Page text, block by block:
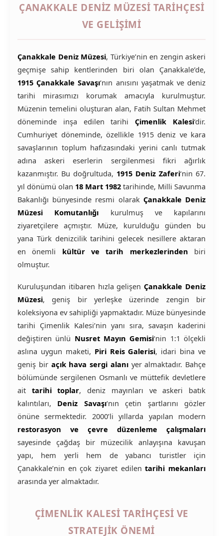
ÇANAKKALE DENIZ MÜZESI TARIHÇESI
VE GELIŞIMI
Çanakkale Deniz Müzesi, Türkiye’nin en zengin askeri
geçmişe sahip kentlerinden biri olan Çanakkale’de,
1915 Çanakkale Savaşı‘nın anısını yaşatmak ve deniz
tarihi mirasımızı korumak amacıyla kurulmuştur.
Müzenin temelini oluşturan alan, Fatih Sultan Mehmet
döneminde inşa edilen tarihiÇimenlik Kalesi‘dir.
Cumhuriyet döneminde, özellikle 1915 deniz ve kara
savaşlarının toplum hafızasındaki yerini canlı tutmak
adına askeri eserlerin sergilenmesi fikri ağırlık
kazanmıştır. Bu doğrultuda, 1915 Deniz Zaferi‘nin 67.
yıl dönümü olan 18 Mart 1982 tarihinde, Milli Savunma
Bakanlığı bünyesinde resmi olarak Çanakkale Deniz
Müzesi Komutanlığı kurulmuş ve kapılarını
ziyaretçilere açmıştır. Müze, kurulduğu günden bu
yana Türk denizcilik tarihini gelecek nesillere aktaran
en önemli kültür ve tarih merkezlerinden biri
olmuştur.
Kuruluşundan itibaren hızla gelişenÇanakkale Deniz
Müzesi, geniş bir yerleşke üzerinde zengin bir
koleksiyona ev sahipliği yapmaktadır. Müze bünyesinde
tarihi Çimenlik Kalesi’nin yanı sıra, savaşın kaderini
değiştiren ünlü Nusret Mayın Gemisi‘nin 1:1 ölçekli
aslına uygun maketi, Piri Reis Galerisi, idari bina ve
geniş bir açık hava sergi alanıyer almaktadır. Bahçe
bölümünde sergilenen Osmanlı ve müttefik devletlere
ait tarihi toplar, deniz mayınları ve askeri batık
kalıntıları, Deniz Savaşı‘nın çetin şartlarını gözler
önüne sermektedir. 2000’li yıllarda yapılan modern
restorasyon ve çevre düzenleme çalışmaları
sayesinde çağdaş bir müzecilik anlayışına kavuşan
yapı, hem yerli hem de yabancı turistler için
Çanakkale’nin en çok ziyaret edilentarihi mekanları
arasında yer almaktadır.
ÇIMENLIK KALESI TARIHÇESI VE
STRATEJIK ÖNEMI